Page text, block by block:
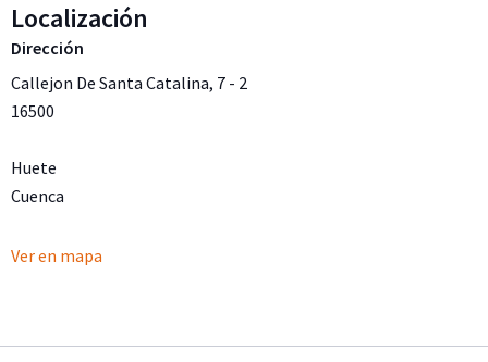
Localización
Dirección
Callejon De Santa Catalina, 7 - 2
16500
Huete
Cuenca
Ver en mapa